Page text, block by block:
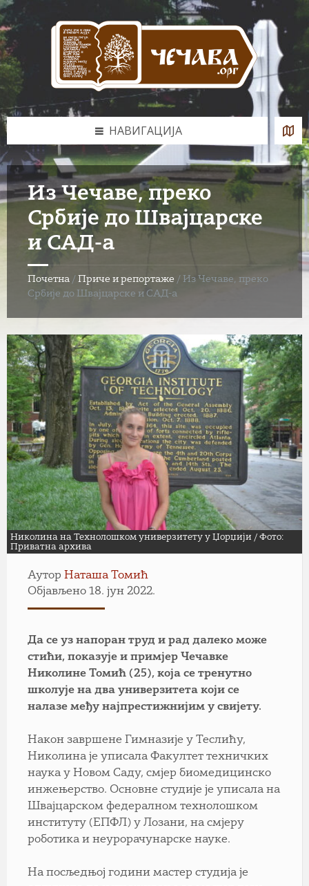
Skip
to
content
Skip
to
left
sidebar
Skip
to
footer
НАВИГАЦИЈА
Из Чечаве, преко
Србије до Швајцарске
и САД-а
Почетна / Приче и репортаже / Из Чечаве, преко
Србије до Швајцарске и САД-а
Николина на Технолошком универзитету у Џорџији / Фото:
Приватна архива
Аутор Наташа Томић
Објављено 18. јун 2022.
Да се уз напоран труд и рад далеко може
стићи, показује и примјер Чечавке
Николине Томић (25), која се тренутно
школује на два универзитета који се
налазе међу најпрестижнијим у свијету.
Након завршене Гимназије у Теслићу,
Николина је уписала Факултет техничких
наука у Новом Саду, смјер биомедицинско
инжењерство. Основне студије је уписала на
Швајцарском федералном технолошком
институту (ЕПФЛ) у Лозани, на смјеру
роботика и неурорачунарске науке.
На посљедњој години мастер студија је